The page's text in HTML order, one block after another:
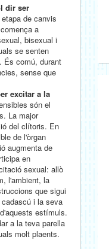
dir ser
etapa de canvis
a
bisexual i
se senten
És comú, durant
sense que
excitar a la
són el
La major
del clítoris. En
de l'òrgan
augmenta de
en
sexual: allò
l'ambient, la
que sigui
i la seva
estímuls.
a la teva parella
molt plaents.